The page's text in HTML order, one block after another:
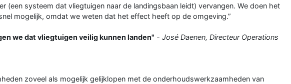
(een systeem dat vliegtuigen naar de landingsbaan leidt) vervangen. We doen het
mogelijk, omdat we weten dat het effect heeft op de omgeving.”
we dat vliegtuigen veilig kunnen landen" - José Daenen, Directeur Operations
zoveel als mogelijk gelijklopen met de onderhoudswerkzaamheden van